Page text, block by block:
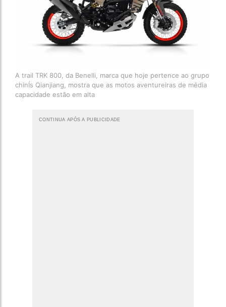
A trail TRK 800, da Benelli, marca que hoje pertence ao grupo
chinÍs Qianjiang, mostra que as motos aventureiras de média
capacidade estão em alta
CONTINUA APÓS A PUBLICIDADE